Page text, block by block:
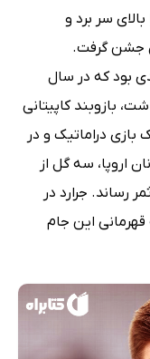
سر برد و
جشن گرفت.
بود که در سال
بازوبند کاپیتانی
او در جریان یک بازی دراماتیک و در
اروپا، سه گل از
رساند. جرارد در
قهرمانی این جام